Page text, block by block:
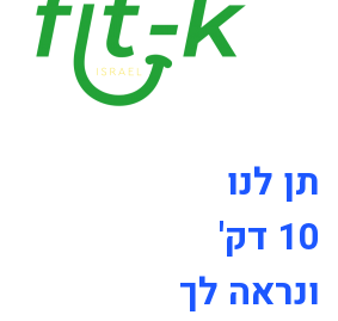
תן לנו
10 דק'
ונראה לך